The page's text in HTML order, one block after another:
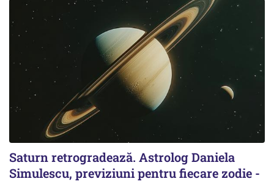
Saturn retrogradează. Astrolog Daniela
Simulescu, previziuni pentru fiecare zodie -